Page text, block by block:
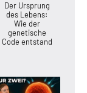
Der Ursprung
des Lebens:
Wie der
genetische
Code entstand